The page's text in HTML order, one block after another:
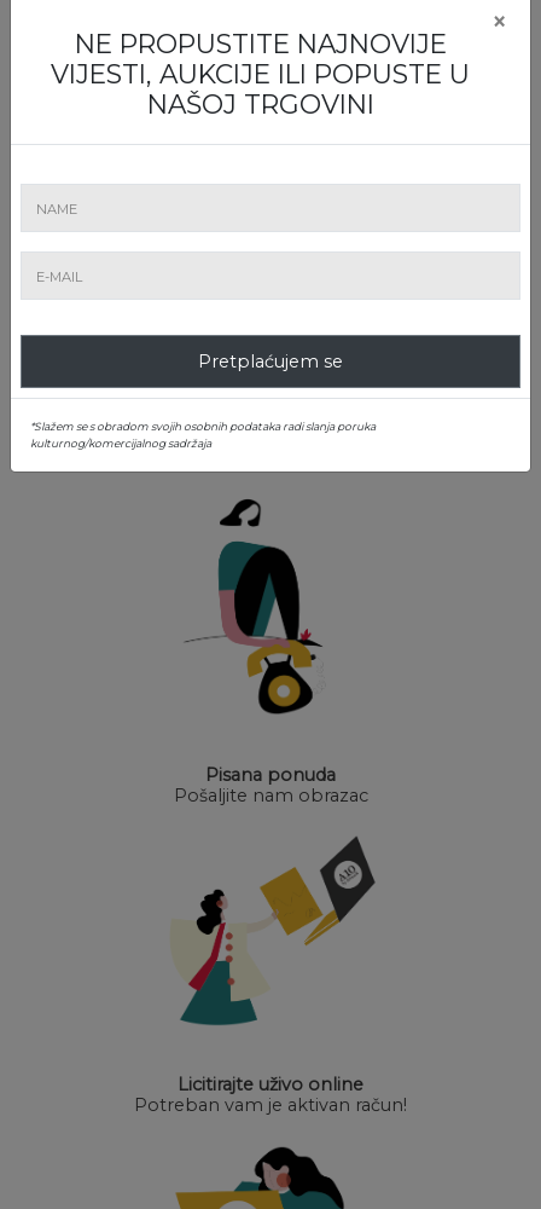
KAKO MOŽETE SUDJELOVATI U NAŠIM
Online ponuda
Napravite ponudu online
Telefon
Pisana ponuda
Pošaljite nam obrazac
Licitirajte uživo online
Potreban vam je aktivan račun!
NE PROPUSTITE NAJNOVIJE
VIJESTI, AUKCIJE ILI POPUSTE U
NAŠOJ TRGOVINI
×
Pretplaćujem se
*Slažem se s obradom svojih osobnih podataka radi slanja poruka
kulturnog/komercijalnog sadržaja